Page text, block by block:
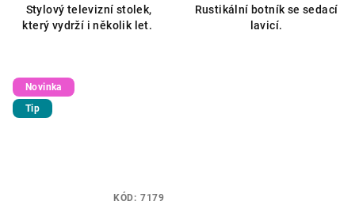
Stylový televizní stolek,
který vydrží i několik let.
Rustikální botník se sedací
lavicí.
Novinka
Tip
KÓD: 7179